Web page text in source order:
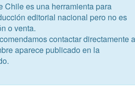
-
Chile es una herramienta para
editorial nacional pero no es
o venta.
contactar directamente a
aparece publicado en la